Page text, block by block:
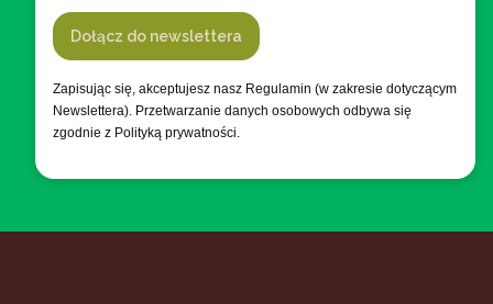
Dołącz do newslettera
Zapisując się, akceptujesz nasz Regulamin (w zakresie dotyczącym
Newslettera). Przetwarzanie danych osobowych odbywa się
zgodnie z Polityką prywatności.